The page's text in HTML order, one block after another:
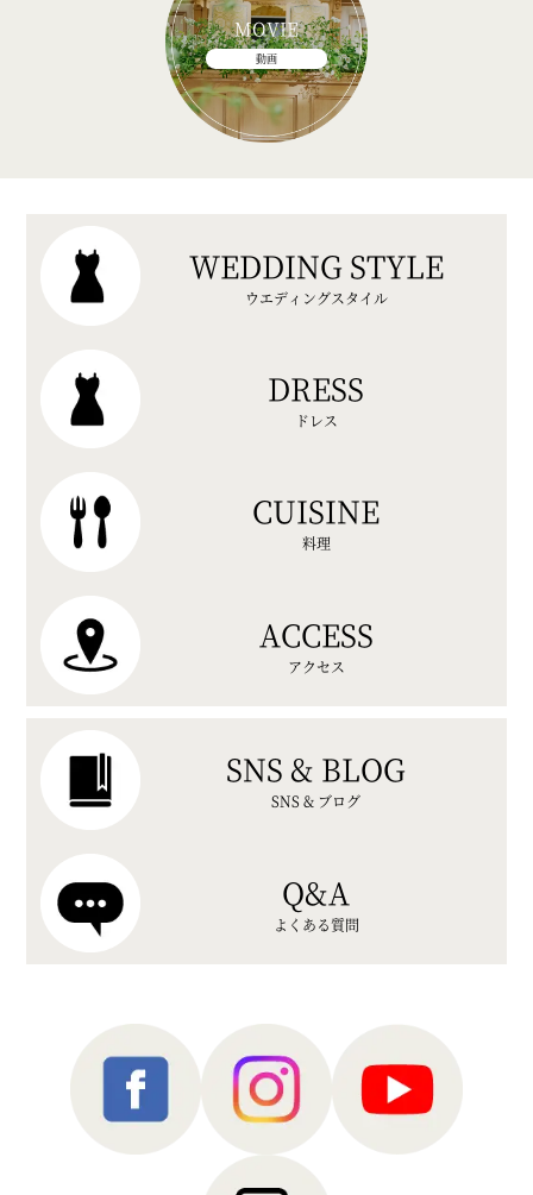
MOVIE
動画
WEDDING STYLE
ウエディングスタイル
DRESS
ドレス
CUISINE
料理
ACCESS
アクセス
SNS & BLOG
SNS & ブログ
Q&A
よくある質問